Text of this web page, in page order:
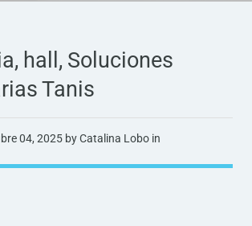
hall, Soluciones
Tanis
04, 2025 by Catalina Lobo in